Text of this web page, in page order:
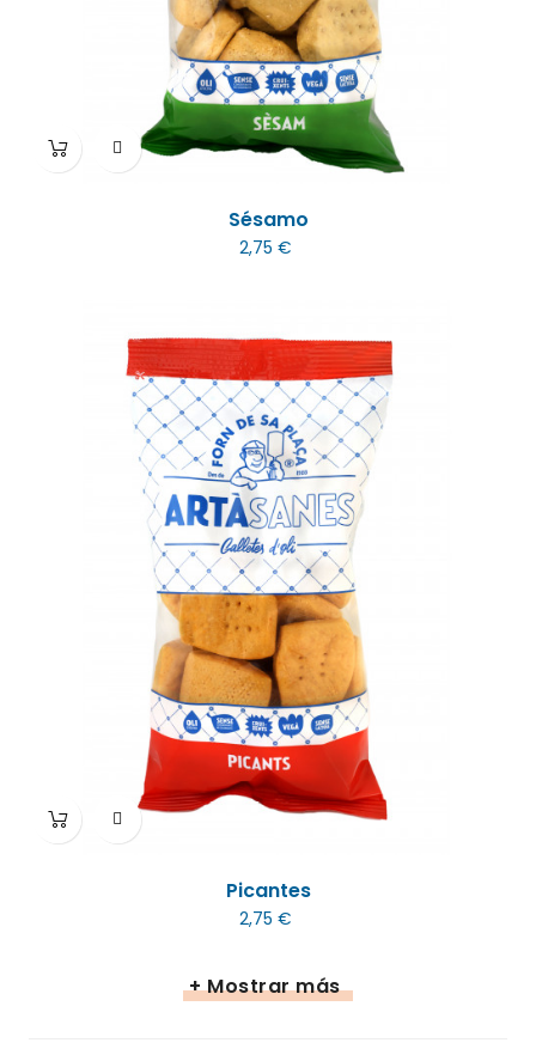
Sésamo
2,75 €
Picantes
2,75 €
+ Mostrar más